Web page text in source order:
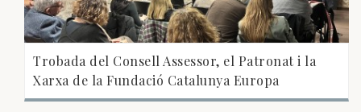
Trobada del Consell Assessor, el Patronat i la
Xarxa de la Fundació Catalunya Europa